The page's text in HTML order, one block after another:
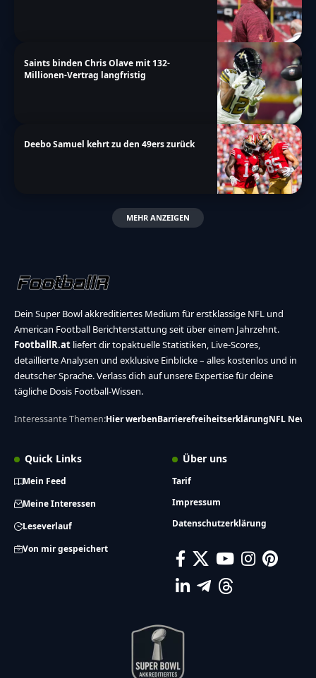
Saints binden Chris Olave mit 132-
Millionen-Vertrag langfristig
Deebo Samuel kehrt zu den 49ers zurück
MEHR ANZEIGEN
Dein Super Bowl akkreditiertes Medium für erstklassige NFL und
American Football Berichterstattung seit über einem Jahrzehnt.
FootballR.at liefert dir topaktuelle Statistiken, Live-Scores,
detaillierte Analysen und exklusive Einblicke – alles kostenlos und in
deutscher Sprache. Verlass dich auf unsere Expertise für deine
tägliche Dosis Football-Wissen.
Interessante Themen:Hier werbenBarrierefreiheitserklärungNFL News
Quick Links
Mein Feed
Meine Interessen
Leseverlauf
Von mir gespeichert
Über uns
Tarif
Impressum
Datenschutzerklärung